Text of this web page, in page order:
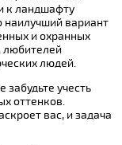
к ландшафту
наилучший вариант
и охранных
любителей
людей.
забудьте учесть
оттенков.
вас, и задача